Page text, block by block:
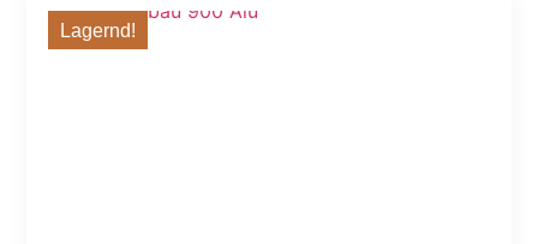
Lagernd!